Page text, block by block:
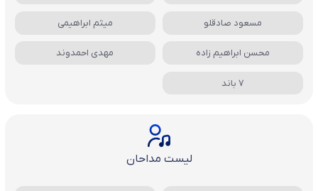
مسعود صادقلو میثم ابراهیمی
محسن ابراهیم زاده مهدی احمدوند
7 باند
لیست مداحان